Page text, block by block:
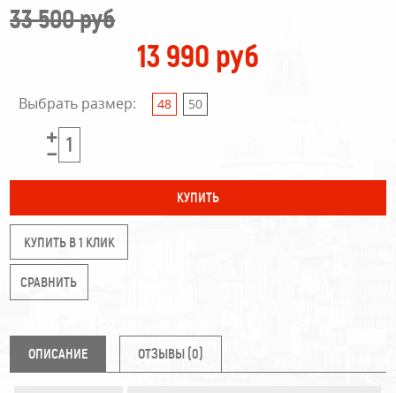
33 500 руб
13 990 руб
Выбрать размер: 48 50
КУПИТЬ В 1 КЛИК
ОПИСАНИЕ ОТЗЫВЫ (0)